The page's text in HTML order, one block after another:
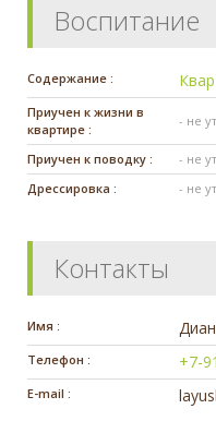
Воспитание
Содержание :
Приучен к жизни в
квартире :
- не
Приучен к поводку :
- не
Дрессировка :
- не
Контакты
Имя :
Телефон : +7-
E-mail :